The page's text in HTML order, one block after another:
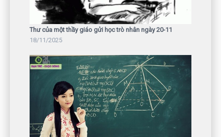
Thư của một thầy giáo gửi học trò nhân ngày 20-11
18/11/2025